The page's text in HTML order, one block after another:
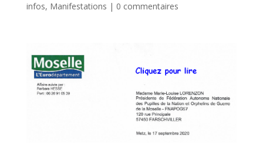
infos, Manifestations | 0 commentaires